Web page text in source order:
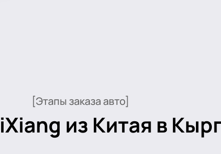
[Этапы заказа авто]
из Китая в